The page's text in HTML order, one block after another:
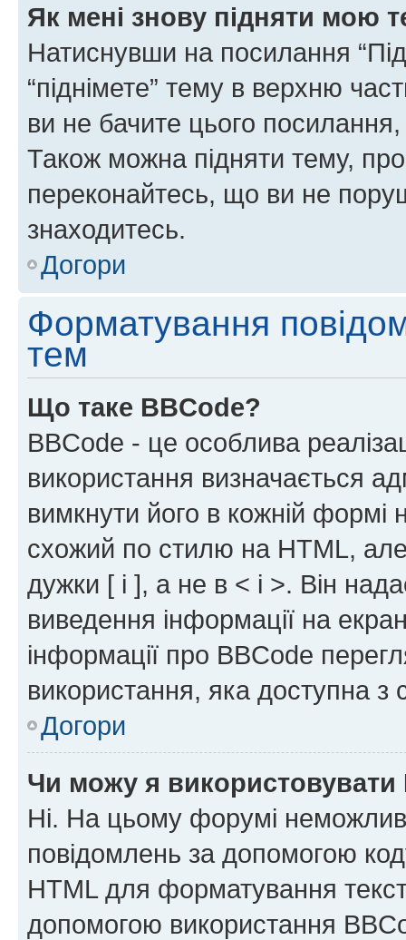
Як мені знову підняти мою
Натиснувши на посилання
“піднімете” тему в верхню
ви не бачите цього
Також можна підняти тему,
переконайтесь, що ви не
знаходитесь.
Догори
Форматування
тем
Що таке BBCode?
BBCode - це особлива
використання визначається
вимкнути його в кожній
схожий по стилю на HTML, але
дужки [ і ], а не в < і >. Він
виведення інформації на
інформації про BBCode
використання, яка доступна з
Догори
Чи можу я використовувати
Ні. На цьому форумі
повідомлень за допомогою
HTML для форматування
допомогою використання